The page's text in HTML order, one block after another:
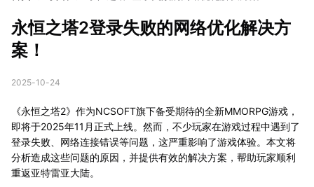
永恒之塔2登录失败的网络优化解决方
案！
2025-10-24
《永恒之塔2》作为NCSOFT旗下备受期待的全新MMORPG游戏，
即将于2025年11月正式上线。然而，不少玩家在游戏过程中遇到了
登录失败、网络连接错误等问题，这严重影响了游戏体验。本文将
分析造成这些问题的原因，并提供有效的解决方案，帮助玩家顺利
重返亚特雷亚大陆。